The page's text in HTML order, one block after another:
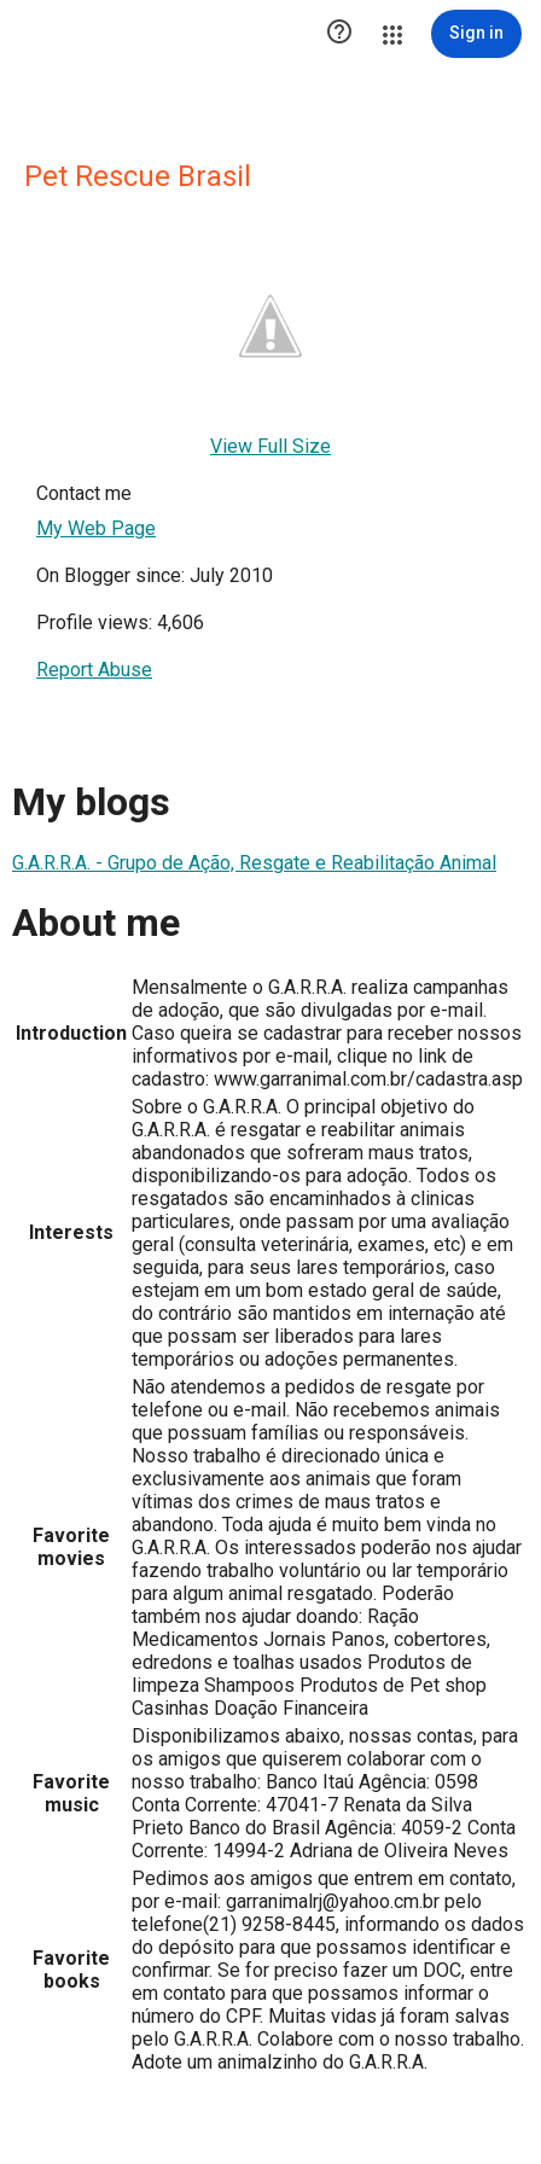
 Sign in
Pet Rescue Brasil
View Full Size
Contact me
My Web Page
On Blogger since: July 2010
Profile views: 4,606
Report Abuse
My blogs
G.A.R.R.A. - Grupo de Ação, Resgate e Reabilitação Animal
About me
Introduction
Mensalmente o G.A.R.R.A. realiza campanhas
de adoção, que são divulgadas por e-mail.
Caso queira se cadastrar para receber nossos
informativos por e-mail, clique no link de
cadastro: www.garranimal.com.br/cadastra.asp
Interests
Sobre o G.A.R.R.A. O principal objetivo do
G.A.R.R.A. é resgatar e reabilitar animais
abandonados que sofreram maus tratos,
disponibilizando-os para adoção. Todos os
resgatados são encaminhados à clinicas
particulares, onde passam por uma avaliação
geral (consulta veterinária, exames, etc) e em
seguida, para seus lares temporários, caso
estejam em um bom estado geral de saúde,
do contrário são mantidos em internação até
que possam ser liberados para lares
temporários ou adoções permanentes.
Favorite
movies
Não atendemos a pedidos de resgate por
telefone ou e-mail. Não recebemos animais
que possuam famílias ou responsáveis.
Nosso trabalho é direcionado única e
exclusivamente aos animais que foram
vítimas dos crimes de maus tratos e
abandono. Toda ajuda é muito bem vinda no
G.A.R.R.A. Os interessados poderão nos ajudar
fazendo trabalho voluntário ou lar temporário
para algum animal resgatado. Poderão
também nos ajudar doando: Ração
Medicamentos Jornais Panos, cobertores,
edredons e toalhas usados Produtos de
limpeza Shampoos Produtos de Pet shop
Casinhas Doação Financeira
Favorite
music
Disponibilizamos abaixo, nossas contas, para
os amigos que quiserem colaborar com o
nosso trabalho: Banco Itaú Agência: 0598
Conta Corrente: 47041-7 Renata da Silva
Prieto Banco do Brasil Agência: 4059-2 Conta
Corrente: 14994-2 Adriana de Oliveira Neves
Favorite
books
Pedimos aos amigos que entrem em contato,
por e-mail: garranimalrj@yahoo.cm.br pelo
telefone(21) 9258-8445, informando os dados
do depósito para que possamos identificar e
confirmar. Se for preciso fazer um DOC, entre
em contato para que possamos informar o
número do CPF. Muitas vidas já foram salvas
pelo G.A.R.R.A. Colabore com o nosso trabalho.
Adote um animalzinho do G.A.R.R.A.